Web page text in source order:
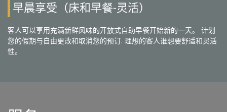
早晨享受（床和早餐-灵活）
客人可以享用充满新鲜风味的开放式自助早餐开始新的一天。 计划
您的假期与自由更改和取消您的预订. 理想的客人谁想要舒适和灵活
性。